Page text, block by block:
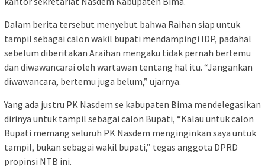
Dalam berita tersebut menyebut bahwa Raihan siap untuk
tampil sebagai calon wakil bupati mendampingi IDP, padahal
sebelum diberitakan Araihan mengaku tidak pernah bertemu
dan diwawancarai oleh wartawan tentang hal itu. “Jangankan
diwawancara, bertemu juga belum,” ujarnya.
Yang ada justru PK Nasdem se kabupaten Bima mendelegasikan
dirinya untuk tampil sebagai calon Bupati, “Kalau untuk calon
Bupati memang seluruh PK Nasdem menginginkan saya untuk
tampil, bukan sebagai wakil bupati,” tegas anggota DPRD
propinsi NTB ini.